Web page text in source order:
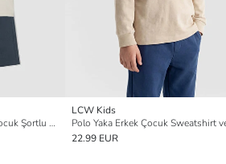
Stumble Guys Baskılı Erkek Çocuk Şortlu Takım
LCW Kids
22.99 EUR